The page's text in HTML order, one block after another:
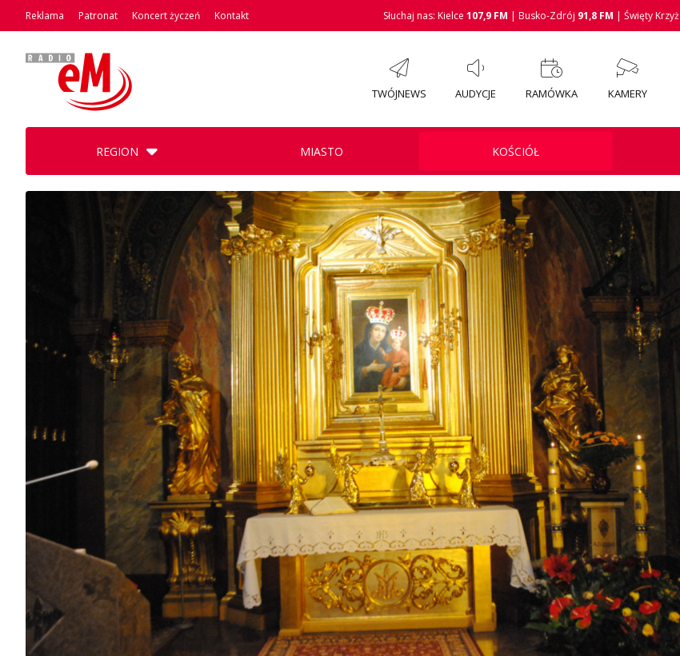
Reklama Patronat Koncert życzeń Kontakt Słuchaj nas: Kielce 107,9 FM | Busko-Zdrój 91,8 FM | Święty Krzyż
TWÓJNEWS AUDYCJE RAMÓWKA KAMERY
REGION MIASTO KOŚCIÓŁ